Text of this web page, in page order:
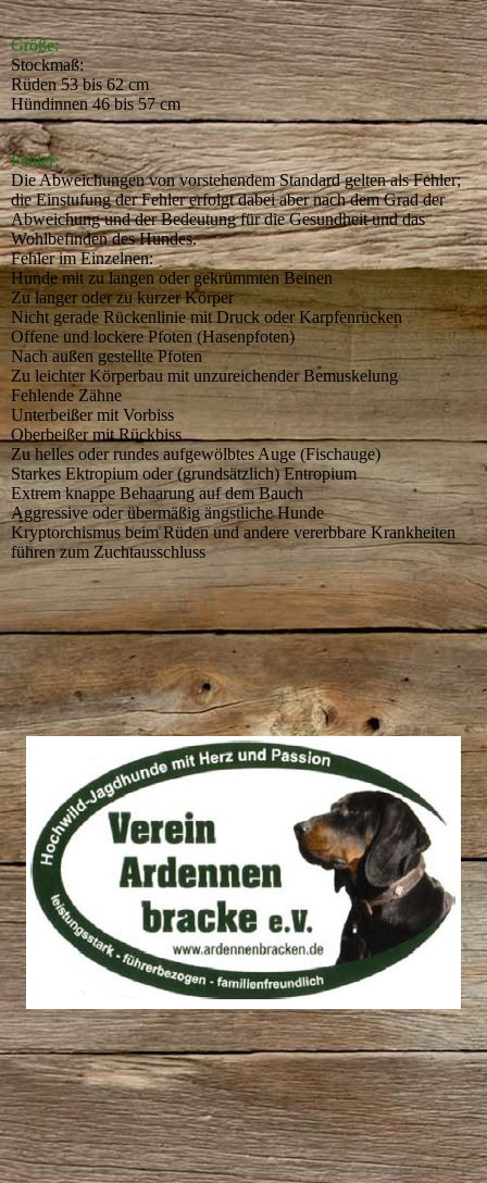
Größe:
Stockmaß:
Rüden 53 bis 62 cm
Hündinnen 46 bis 57 cm
Fehler:
Die Abweichungen von vorstehendem Standard gelten als Fehler;
die Einstufung der Fehler erfolgt dabei aber nach dem Grad der
Abweichung und der Bedeutung für die Gesundheit und das
Wohlbefinden des Hundes.
Fehler im Einzelnen:
Hunde mit zu langen oder gekrümmten Beinen
Zu langer oder zu kurzer Körper
Nicht gerade Rückenlinie mit Druck oder Karpfenrücken
Offene und lockere Pfoten (Hasenpfoten)
Nach außen gestellte Pfoten
Zu leichter Körperbau mit unzureichender Bemuskelung
Fehlende Zähne
Unterbeißer mit Vorbiss
Oberbeißer mit Rückbiss
Zu helles oder rundes aufgewölbtes Auge (Fischauge)
Starkes Ektropium oder (grundsätzlich) Entropium
Extrem knappe Behaarung auf dem Bauch
Aggressive oder übermäßig ängstliche Hunde
Kryptorchismus beim Rüden und andere vererbbare Krankheiten
führen zum Zuchtausschluss